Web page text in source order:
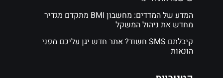
המדע של המדדים: מחשבון BMI מתקדם מגדיר
מחדש את ניהול המשקל
קיבלתם SMS חשוד? אתר חדש יגן עליכם מפני
הונאות